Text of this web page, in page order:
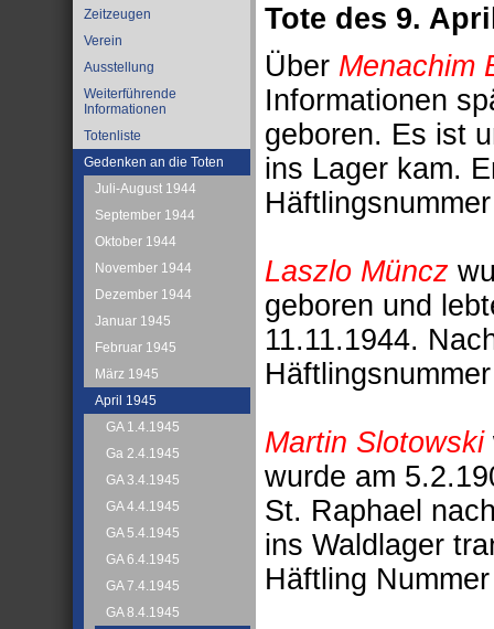
Zeitzeugen
Verein
Ausstellung
Weiterführende
Informationen
Totenliste
Gedenken an die Toten
Juli-August 1944
September 1944
Oktober 1944
November 1944
Dezember 1944
Januar 1945
Februar 1945
März 1945
April 1945
GA 1.4.1945
Ga 2.4.1945
GA 3.4.1945
GA 4.4.1945
GA 5.4.1945
GA 6.4.1945
GA 7.4.1945
GA 8.4.1945
Tote des 9.
Über Menachim
Informationen
geboren. Es ist
ins Lager kam.
Laszlo Müncz
geboren und
11.11.1944.
Martin Slotowski
wurde am
St. Raphael
ins Waldlager
Häftling